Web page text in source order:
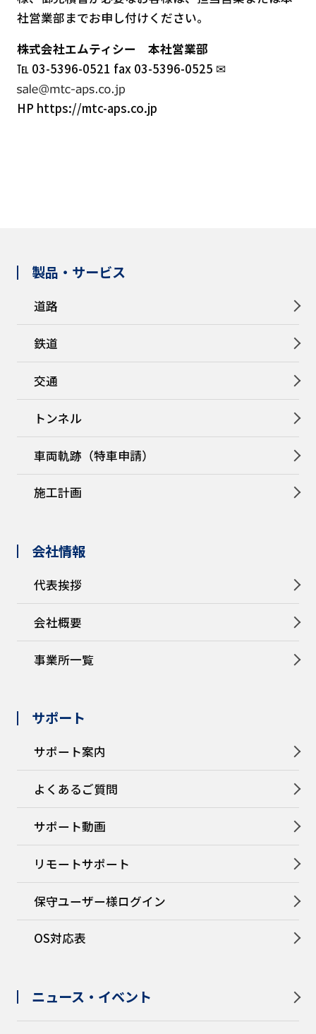
社営業部までお申し付けください。
株式会社エムティシー 本社営業部
℡ 03-5396-0521 fax 03-5396-0525 ✉
HP https://mtc-aps.co.jp
製品・サービス
道路
鉄道
交通
トンネル
車両軌跡（特車申請）
施工計画
会社情報
代表挨拶
会社概要
事業所一覧
サポート
サポート案内
よくあるご質問
サポート動画
リモートサポート
保守ユーザー様ログイン
OS対応表
ニュース・イベント